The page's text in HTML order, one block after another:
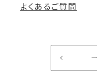
よくあるご質問